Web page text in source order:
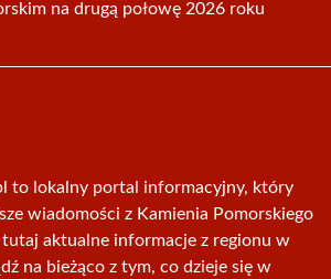
na drugą połowę 2026 roku
to lokalny portal informacyjny, który
wiadomości z Kamienia Pomorskiego
aktualne informacje z regionu w
na bieżąco z tym, co dzieje się w